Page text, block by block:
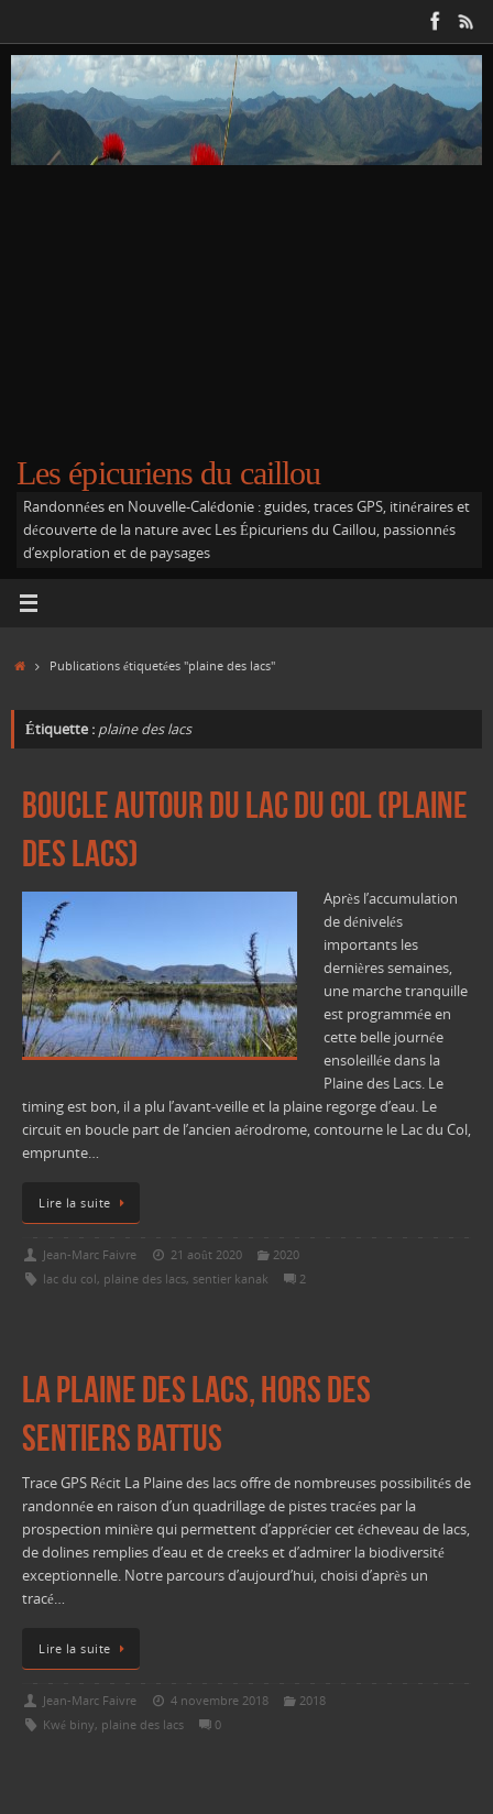
contenu
Les épicuriens du caillou
Randonnées en Nouvelle-Calédonie : guides, traces GPS, itinéraires et
découverte de la nature avec Les Épicuriens du Caillou, passionnés
d’exploration et de paysages
AccueilPublications étiquetées "plaine des lacs"
Étiquette : plaine des lacs
Boucle autour du Lac du Col (Plaine
des Lacs)
Après l’accumulation
de dénivelés
importants les
dernières semaines,
une marche tranquille
est programmée en
cette belle journée
ensoleillée dans la
Plaine des Lacs. Le
timing est bon, il a plu l’avant-veille et la plaine regorge d’eau. Le
circuit en boucle part de l’ancien aérodrome, contourne le Lac du Col,
emprunte…
Lire la suite
Jean-Marc Faivre 21 août 2020
2020
lac du col, plaine des lacs, sentier kanak 2
La Plaine des lacs, hors des
sentiers battus
Trace GPS Récit La Plaine des lacs offre de nombreuses possibilités de
randonnée en raison d’un quadrillage de pistes tracées par la
prospection minière qui permettent d’apprécier cet écheveau de lacs,
de dolines remplies d’eau et de creeks et d’admirer la biodiversité
exceptionnelle. Notre parcours d’aujourd’hui, choisi d’après un
tracé…
Lire la suite
Jean-Marc Faivre 4 novembre 2018
2018
Kwé biny, plaine des lacs 0